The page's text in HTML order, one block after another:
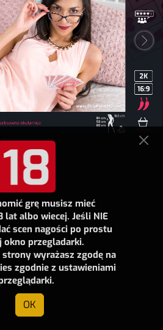
grę musisz mieć
lat albo wiecej. Jeśli NIE
scen nagości po prostu
okno przegladarki.
strony wyrażasz zgodę na
zgodnie z ustawieniami
OK